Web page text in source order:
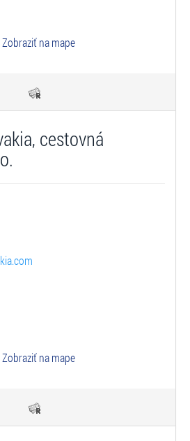
Zobraziť na mape
cestovná
Zobraziť na mape